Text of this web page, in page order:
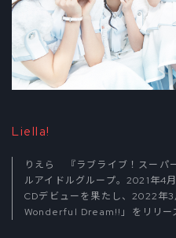
Liella!
りえら 『ラブライブ！スーパ
ルアイドルグループ。2021年4
CDデビューを果たし、2022年
Wonderful Dream!!」をリリー